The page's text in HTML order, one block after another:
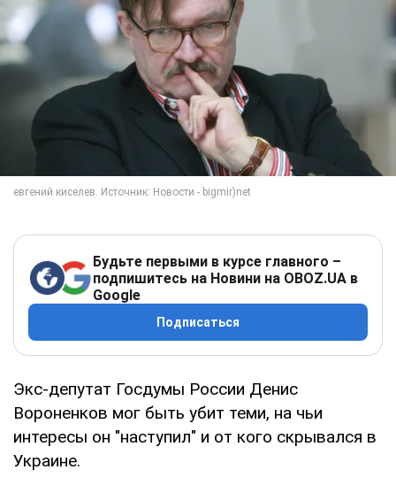
Будьте первыми в курсе главного –
подпишитесь на Новини на OBOZ.UA в
Google
Подписаться
Экс-депутат Госдумы России Денис
Вороненков мог быть убит теми, на чьи
интересы он "наступил" и от кого скрывался в
Украине.